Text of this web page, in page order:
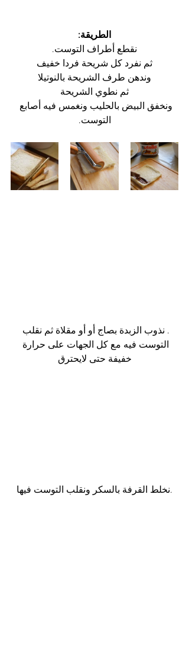
الطريقة:
نقطع أطراف التوست.
ثم نفرد كل شريحة فردا خفيف
وندهن طرف الشريحة بالنوتيلا
ثم نطوي الشريحة
ونخفق البيض بالحليب ونغمس فيه أصابع
التوست.
. نذوب الزبدة بصاج أو أو مقلاة ثم نقلب
التوست فيه مع كل الجهات على حرارة
خفيفة حتى لايحترق
.نخلط القرفة بالسكر ونقلب التوست فيها